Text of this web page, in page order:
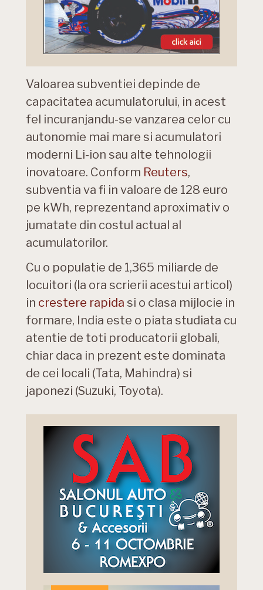
Valoarea subventiei depinde de
capacitatea acumulatorului, in acest
fel incuranjandu-se vanzarea celor cu
autonomie mai mare si acumulatori
moderni Li-ion sau alte tehnologii
inovatoare. Conform Reuters,
subventia va fi in valoare de 128 euro
pe kWh, reprezentand aproximativ o
jumatate din costul actual al
acumulatorilor.
Cu o populatie de 1,365 miliarde de
locuitori (la ora scrierii acestui articol)
in crestere rapida si o clasa mijlocie in
formare, India este o piata studiata cu
atentie de toti producatorii globali,
chiar daca in prezent este dominata
de cei locali (Tata, Mahindra) si
japonezi (Suzuki, Toyota).